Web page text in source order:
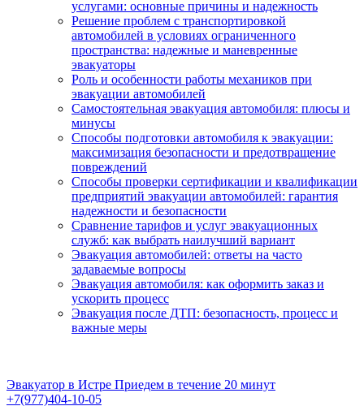
услугами: основные причины и надежность
Решение проблем с транспортировкой
автомобилей в условиях ограниченного
пространства: надежные и маневренные
эвакуаторы
Роль и особенности работы механиков при
эвакуации автомобилей
Самостоятельная эвакуация автомобиля: плюсы и
минусы
Способы подготовки автомобиля к эвакуации:
максимизация безопасности и предотвращение
повреждений
Способы проверки сертификации и квалификации
предприятий эвакуации автомобилей: гарантия
надежности и безопасности
Сравнение тарифов и услуг эвакуационных
служб: как выбрать наилучший вариант
Эвакуация автомобилей: ответы на часто
задаваемые вопросы
Эвакуация автомобиля: как оформить заказ и
ускорить процесс
Эвакуация после ДТП: безопасность, процесс и
важные меры
Эвакуатор в Истре Приедем в течение 20 минут
+7(977)404-10-05